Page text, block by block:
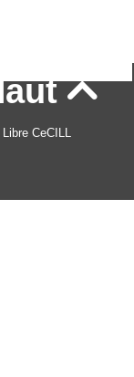

CeCILL